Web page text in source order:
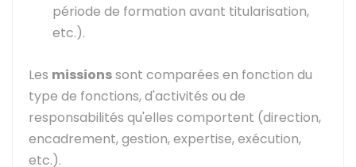
période de formation avant titularisation,
etc.).
Les missionssont comparées en fonction du
type de fonctions, d'activités ou de
responsabilités qu'elles comportent (direction,
encadrement, gestion, expertise, exécution,
etc.).